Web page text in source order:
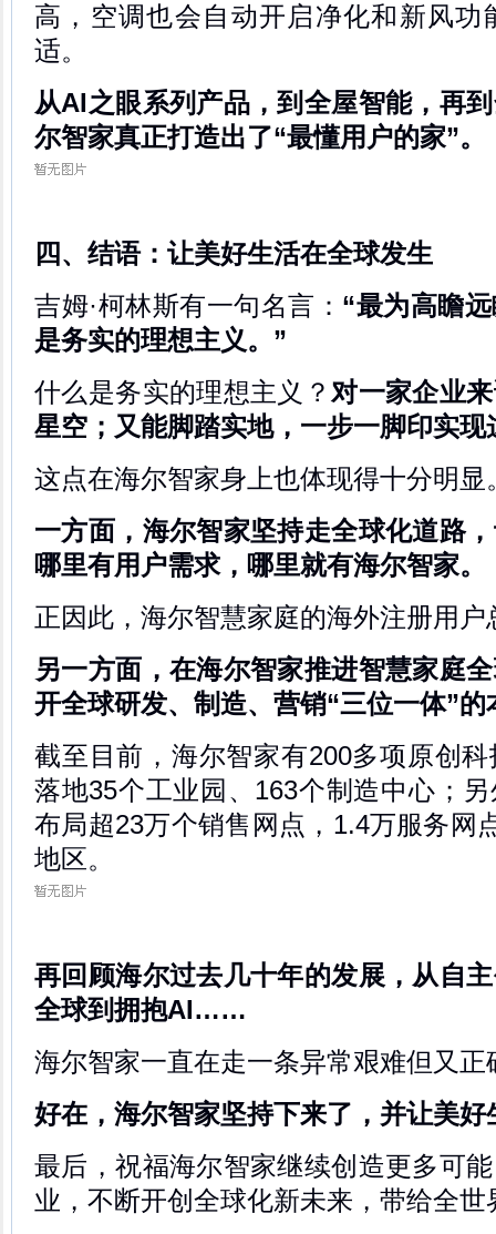
高，空调也会自动开启净化和新风功
适。
从AI之眼系列产品，到全屋智能，再
尔智家真正打造出了“最懂用户的家”。
四、结语：让美好生活在全球发生
吉姆·柯林斯有一句名言： “最为高瞻
是务实的理想主义。”
什么是务实的理想主义？ 对一家企业
星空；又能脚踏实地，一步一脚印实现
这点在海尔智家身上也体现得十分明显
一方面，海尔智家坚持走全球化道路
哪里有用户需求，哪里就有海尔智家。
正因此，海尔智慧家庭的海外注册用户
另一方面，在海尔智家推进智慧家庭
开全球研发、制造、营销“三位一体”的
截至目前，海尔智家有200多项原创
落地35个工业园、163个制造中心；
布局超23万个销售网点，1.4万服务网
地区。
再回顾海尔过去几十年的发展，从自
全球到拥抱AI……
海尔智家一直在走一条异常艰难但又正
好在，海尔智家坚持下来了，并让美
最后，祝福海尔智家继续创造更多可
业，不断开创全球化新未来，带给全